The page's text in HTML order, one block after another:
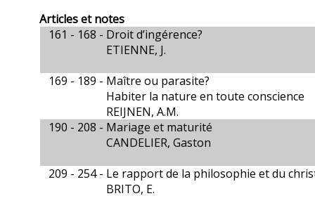
Articles et notes
161 - 168 - Droit d’ingérence?
ETIENNE, J.
169 - 189 - Maître ou parasite?
Habiter la nature en toute conscience
REIJNEN, A.M.
190 - 208 - Mariage et maturité
CANDELIER, Gaston
209 - 254 - Le rapport de la philosophie et du
BRITO, E.